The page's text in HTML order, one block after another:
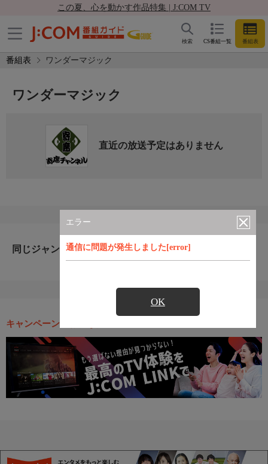
この夏、心を動かす作品特集 | J:COM TV
CS番組一覧 番組表
検索
番組表 ワンダーマジック
エラー
通信に問題が発生しました[error]
OK
ワンダーマジック
直近の放送予定はありません
同じジャンルのおすすめ番組
キャンペーン・お得な情報